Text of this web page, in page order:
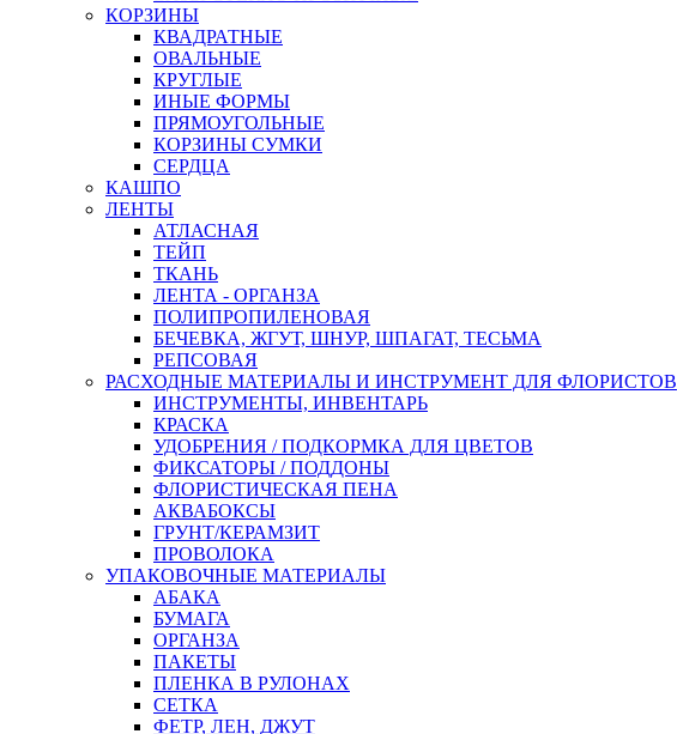
КОРЗИНЫ
КВАДРАТНЫЕ
ОВАЛЬНЫЕ
КРУГЛЫЕ
ИНЫЕ ФОРМЫ
ПРЯМОУГОЛЬНЫЕ
КОРЗИНЫ СУМКИ
СЕРДЦА
КАШПО
ЛЕНТЫ
АТЛАСНАЯ
ТЕЙП
ТКАНЬ
ЛЕНТА - ОРГАНЗА
ПОЛИПРОПИЛЕНОВАЯ
БЕЧЕВКА, ЖГУТ, ШНУР, ШПАГАТ, ТЕСЬМА
РЕПСОВАЯ
РАСХОДНЫЕ МАТЕРИАЛЫ И ИНСТРУМЕНТ ДЛЯ ФЛОРИСТОВ
ИНСТРУМЕНТЫ, ИНВЕНТАРЬ
КРАСКА
УДОБРЕНИЯ / ПОДКОРМКА ДЛЯ ЦВЕТОВ
ФИКСАТОРЫ / ПОДДОНЫ
ФЛОРИСТИЧЕСКАЯ ПЕНА
АКВАБОКСЫ
ГРУНТ/КЕРАМЗИТ
ПРОВОЛОКА
УПАКОВОЧНЫЕ МАТЕРИАЛЫ
АБАКА
БУМАГА
ОРГАНЗА
ПАКЕТЫ
ПЛЕНКА В РУЛОНАХ
СЕТКА
ФЕТР, ЛЕН, ДЖУТ